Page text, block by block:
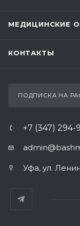
МЕДИЦИНСКИЕ
КОНТАКТЫ
ПОДПИСКА НА
+7 (347) 294-
Уфа, ул.